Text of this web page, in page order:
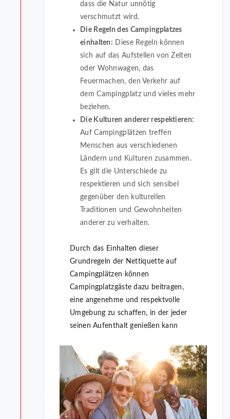
dass die Natur unnötig
verschmutzt wird.
Die Regeln des Campingplatzes
einhalten: Diese Regeln können
sich auf das Aufstellen von Zelten
oder Wohnwagen, das
Feuermachen, den Verkehr auf
dem Campingplatz und vieles mehr
beziehen.
Die Kulturen anderer respektieren:
Auf Campingplätzen treffen
Menschen aus verschiedenen
Ländern und Kulturen zusammen.
Es gilt die Unterschiede zu
respektieren und sich sensibel
gegenüber den kulturellen
Traditionen und Gewohnheiten
anderer zu verhalten.
Durch das Einhalten dieser
Grundregeln der Nettiquette auf
Campingplätzen können
Campingplatzgäste dazu beitragen,
eine angenehme und respektvolle
Umgebung zu schaffen, in der jeder
seinen Aufenthalt genießen kann